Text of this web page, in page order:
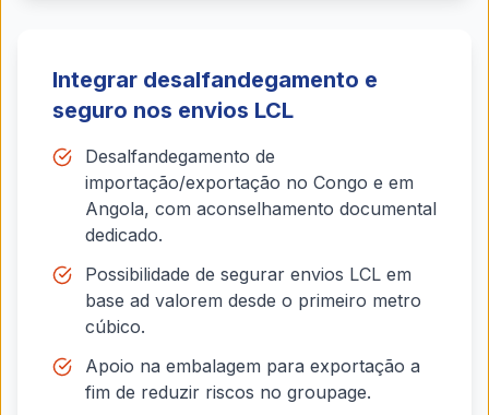
Integrar desalfandegamento e
seguro nos envios LCL
Desalfandegamento de
importação/exportação no Congo e em
Angola, com aconselhamento documental
dedicado.
Possibilidade de segurar envios LCL em
base ad valorem desde o primeiro metro
cúbico.
Apoio na embalagem para exportação a
fim de reduzir riscos no groupage.